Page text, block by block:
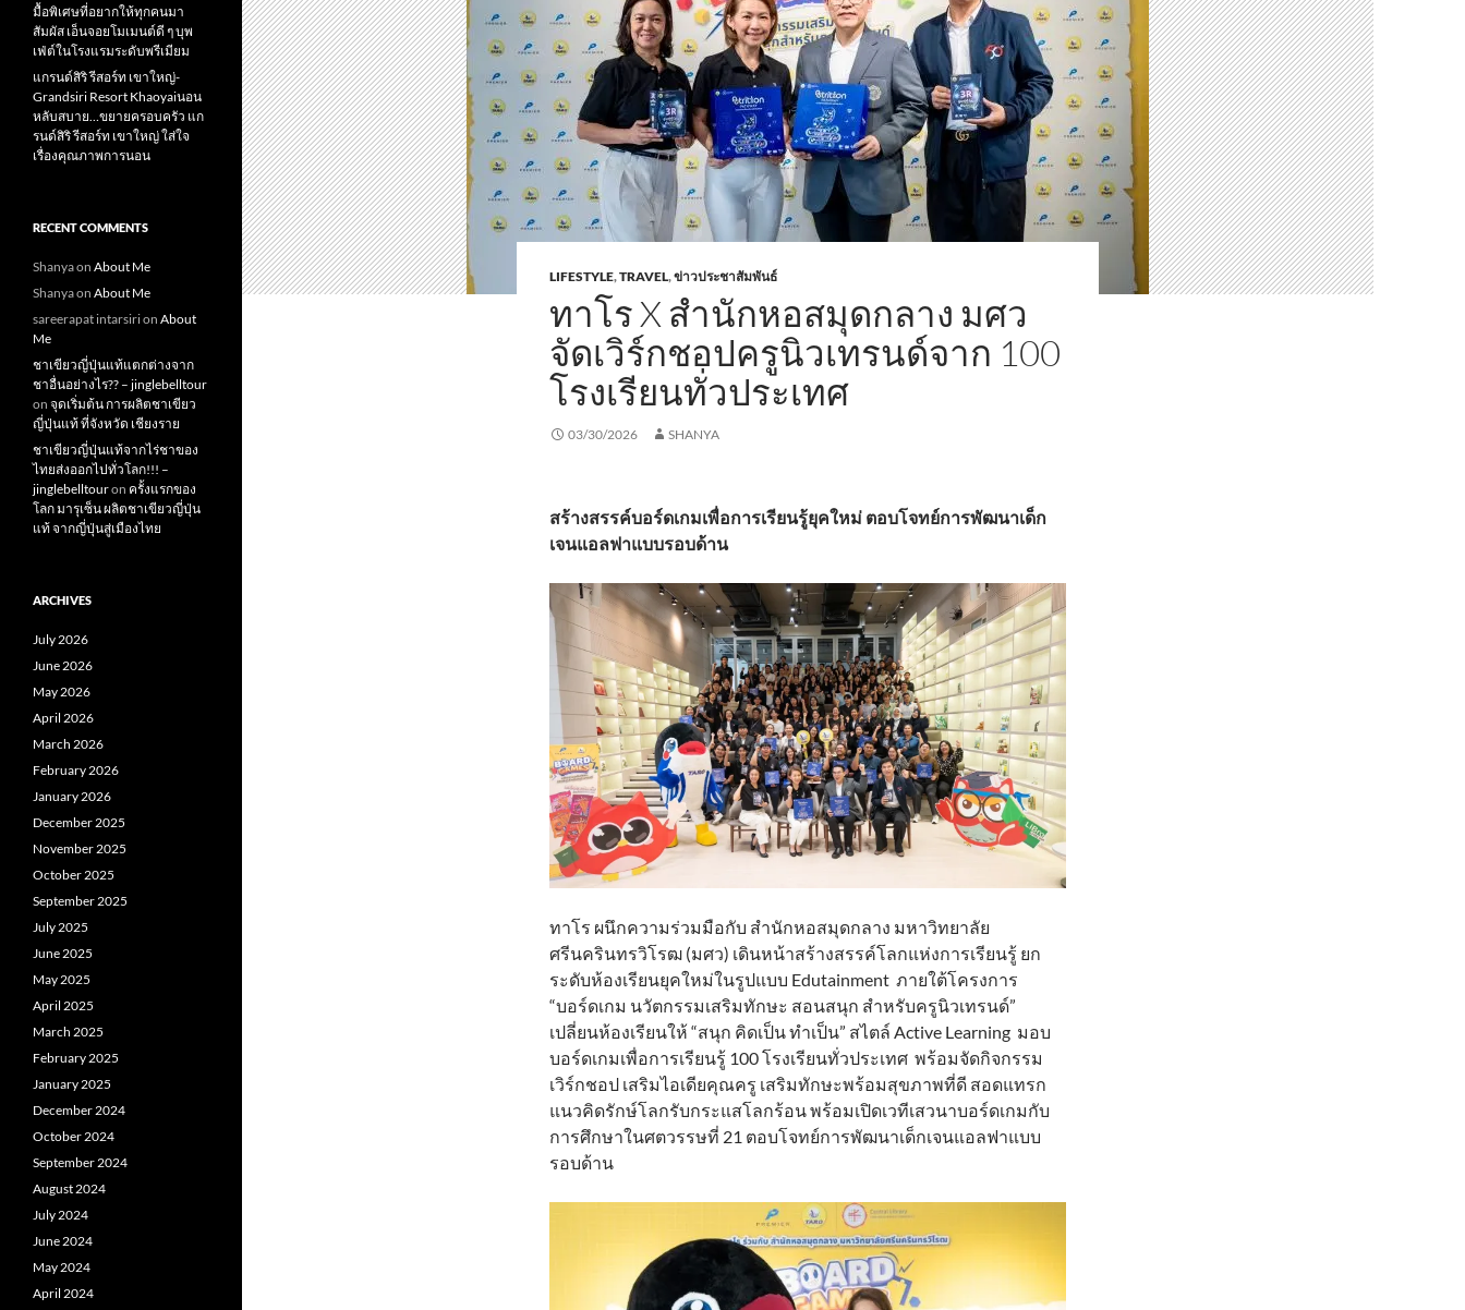
LIFESTYLE,TRAVEL,ข่าวประชาสัมพันธ์
ทาโร X สำนักหอสมุดกลาง มศว
จัดเวิร์กชอปครูนิวเทรนด์จาก 100
โรงเรียนทั่วประเทศ
03/30/2026 SHANYA
สร้างสรรค์บอร์ดเกมเพื่อการเรียนรู้ยุคใหม่ ตอบโจทย์การพัฒนาเด็ก
เจนแอลฟาแบบรอบด้าน
ทาโร ผนึกความร่วมมือกับ สำนักหอสมุดกลาง มหาวิทยาลัย
ศรีนครินทรวิโรฒ (มศว) เดินหน้าสร้างสรรค์โลกแห่งการเรียนรู้ ยก
ระดับห้องเรียนยุคใหม่ในรูปแบบ Edutainment ภายใต้โครงการ
“บอร์ดเกม นวัตกรรมเสริมทักษะ สอนสนุก สำหรับครูนิวเทรนด์”
เปลี่ยนห้องเรียนให้ “สนุก คิดเป็น ทำเป็น” สไตล์ Active Learning มอบ
บอร์ดเกมเพื่อการเรียนรู้ 100 โรงเรียนทั่วประเทศ พร้อมจัดกิจกรรม
เวิร์กชอป เสริมไอเดียคุณครู เสริมทักษะพร้อมสุขภาพที่ดี สอดแทรก
แนวคิดรักษ์โลกรับกระแสโลกร้อน พร้อมเปิดเวทีเสวนาบอร์ดเกมกับ
การศึกษาในศตวรรษที่ 21 ตอบโจทย์การพัฒนาเด็กเจนแอลฟาแบบ
รอบด้าน
มื้อพิเศษที่อยากให้ทุกคนมา
สัมผัส เอ็นจอยโมเมนต์ดี ๆ บุพ
เฟ่ต์ในโรงแรมระดับพรีเมียม
แกรนด์สิริ​ รีสอร์ท​ เขาใหญ่​-
Grandsiri​ Resort​ Khaoyaiนอน
หลับสบาย…ขยายครอบครัว แก
รนด์สิริ รีสอร์ท เขาใหญ่ ใส่ใจ
เรื่องคุณภาพการนอน
RECENT COMMENTS
Shanyaon About Me
Shanyaon About Me
sareerapat intarsirion About
Me
ชาเขียวญี่ปุ่นแท้แตกต่างจาก
ชาอื่นอย่างไร?? – jinglebelltour
on จุดเริ่มต้น การผลิตชาเขียว
ญี่ปุ่นแท้ ที่จังหวัด เชียงราย
ชาเขียวญี่ปุ่นแท้จากไร่ชาของ
ไทยส่งออกไปทั่วโลก!!! –
jinglebelltouron ครั้งแรกของ
โลก มารุเซ็น ผลิตชาเขียวญี่ปุ่น
แท้ จากญี่ปุ่นสู่เมืองไทย
ARCHIVES
July 2026
June 2026
May 2026
April 2026
March 2026
February 2026
January 2026
December 2025
November 2025
October 2025
September 2025
July 2025
June 2025
May 2025
April 2025
March 2025
February 2025
January 2025
December 2024
October 2024
September 2024
August 2024
July 2024
June 2024
May 2024
April 2024